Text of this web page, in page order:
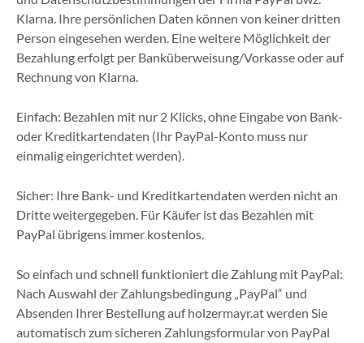
Klarna. Ihre persönlichen Daten können von keiner dritten
Person eingesehen werden. Eine weitere Möglichkeit der
Bezahlung erfolgt per Banküberweisung/Vorkasse oder auf
Rechnung von Klarna.
Einfach: Bezahlen mit nur 2 Klicks, ohne Eingabe von Bank-
oder Kreditkartendaten (Ihr PayPal-Konto muss nur
einmalig eingerichtet werden).
Sicher: Ihre Bank- und Kreditkartendaten werden nicht an
Dritte weitergegeben. Für Käufer ist das Bezahlen mit
PayPal übrigens immer kostenlos.
So einfach und schnell funktioniert die Zahlung mit PayPal:
Nach Auswahl der Zahlungsbedingung „PayPal“ und
Absenden Ihrer Bestellung auf holzermayr.at werden Sie
automatisch zum sicheren Zahlungsformular von PayPal